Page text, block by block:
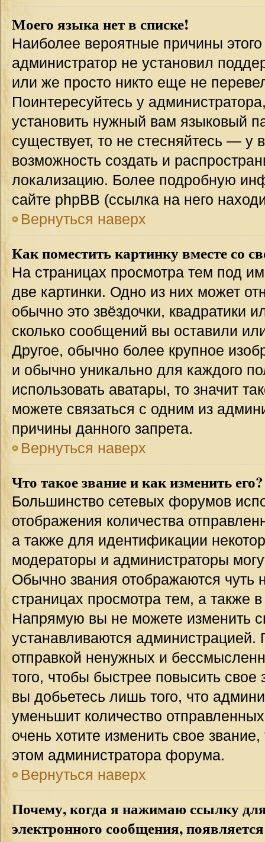
Моего языка нет в списке!
Наиболее вероятные причины этого
администратор не установил
или же просто никто еще не
Поинтересуйтесь у
установить нужный вам языковый
существует, то не стесняйтесь — у
возможность создать и
локализацию. Более подробную
сайте phpBB (ссылка на него
Вернуться наверх
Как поместить картинку вместе со
На страницах просмотра тем под
две картинки. Одно из них может
обычно это звёздочки, квадратики
сколько сообщений вы оставили
Другое, обычно более крупное
и обычно уникально для каждого
использовать аватары, то значит
можете связаться с одним из
причины данного запрета.
Вернуться наверх
Что такое звание и как изменить его?
Большинство сетевых форумов
отображения количества
а также для идентификации
модераторы и администраторы
Обычно звания отображаются чуть
страницах просмотра тем, а также
Напрямую вы не можете изменить
устанавливаются администрацией.
отправкой ненужных и
того, чтобы быстрее повысить
вы добьетесь лишь того, что
уменьшит количество
очень хотите изменить свое
этом администратора форума.
Вернуться наверх
Почему, когда я нажимаю ссылку
электронного сообщения,